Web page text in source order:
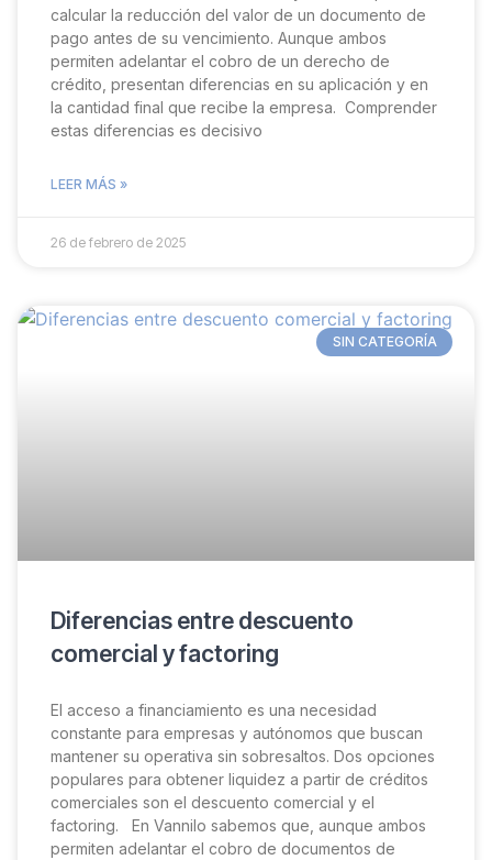
calcular la reducción del valor de un documento de
pago antes de su vencimiento. Aunque ambos
permiten adelantar el cobro de un derecho de
crédito, presentan diferencias en su aplicación y en
la cantidad final que recibe la empresa. Comprender
estas diferencias es decisivo
LEER MÁS »
26 de febrero de 2025
SIN CATEGORÍA
Diferencias entre descuento
comercial y factoring
El acceso a financiamiento es una necesidad
constante para empresas y autónomos que buscan
mantener su operativa sin sobresaltos. Dos opciones
populares para obtener liquidez a partir de créditos
comerciales son el descuento comercial y el
factoring. En Vannilo sabemos que, aunque ambos
permiten adelantar el cobro de documentos de